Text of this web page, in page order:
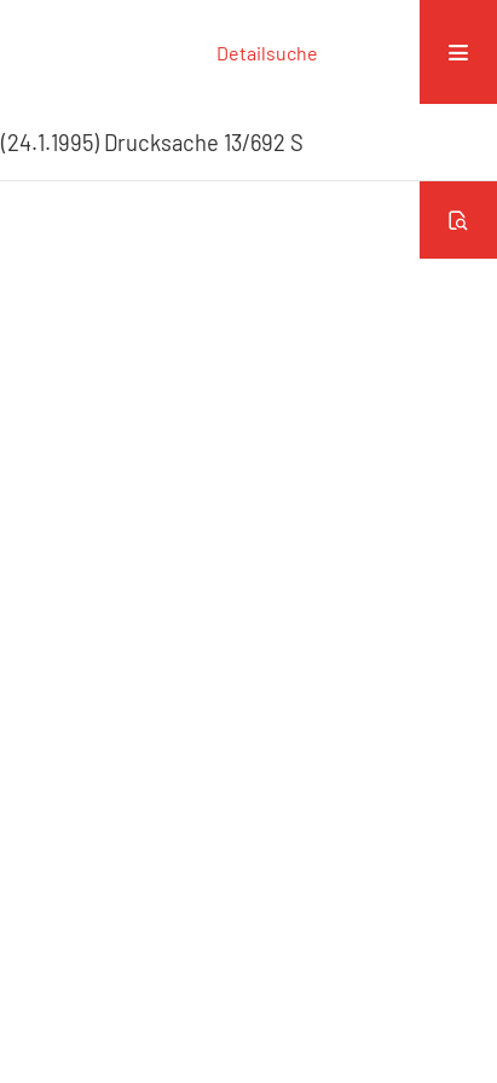
Detailsuche
(24.1.1995) Drucksache 13/692 S